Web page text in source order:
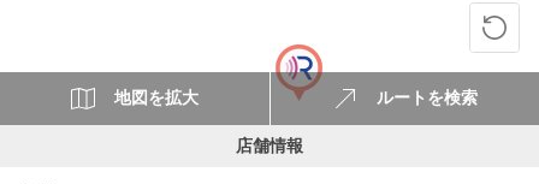
地図を拡大 ルートを検索
店舗情報